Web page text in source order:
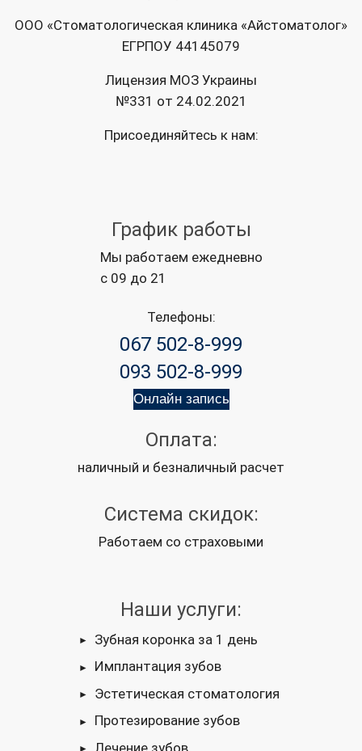
ООО «Стоматологическая клиника «Айстоматолог»
ЕГРПОУ 44145079
Лицензия МОЗ Украины
№331 от 24.02.2021
Присоединяйтесь к нам:
График работы
Мы работаем ежедневно
с 09 до 21
Телефоны:
067 502-8-999
093 502-8-999
Онлайн запись
Оплата:
наличный и безналичный расчет
Система скидок:
Работаем со страховыми
Наши услуги:
Зубная коронка за 1 день
Имплантация зубов
Эстетическая стоматология
Протезирование зубов
Лечение зубов